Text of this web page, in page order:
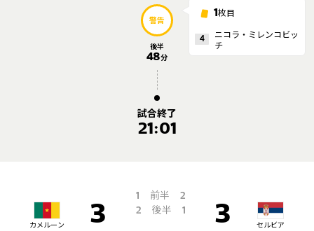
警告
後半
48分
1枚目
4
ニコラ・ミレンコビッ
チ
試合終了
21:01
カメルーン 3
1 前半
2
2
後半 1 3 セルビア